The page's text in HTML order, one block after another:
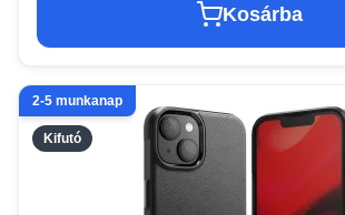
Kosárba
Kifutó
2-5 munkanap